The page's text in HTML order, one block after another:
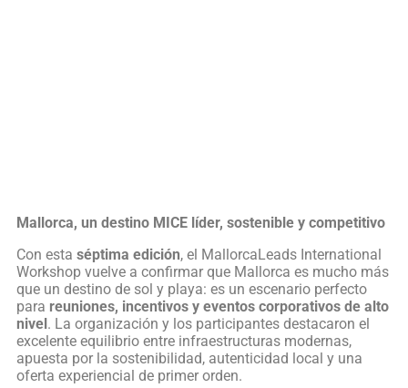
Mallorca, un destino MICE líder, sostenible y competitivo
Con esta séptima edición, el MallorcaLeads International
Workshop vuelve a confirmar que Mallorca es mucho más
que un destino de sol y playa: es un escenario perfecto
para reuniones, incentivos y eventos corporativos de alto
nivel. La organización y los participantes destacaron el
excelente equilibrio entre infraestructuras modernas,
apuesta por la sostenibilidad, autenticidad local y una
oferta experiencial de primer orden.